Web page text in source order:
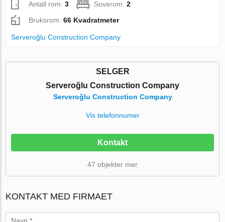
Antall rom:3 Soverom:2
Bruksrom:66 Kvadratmeter
Serveroğlu Construction Company
SELGER
Serveroğlu Construction Company
Serveroğlu Construction Company
Vis telefonnumer
Kontakt
47 objekter mer
KONTAKT MED FIRMAET